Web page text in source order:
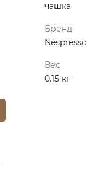
чашка
Бренд
Nespresso
Вес
0.15 кг